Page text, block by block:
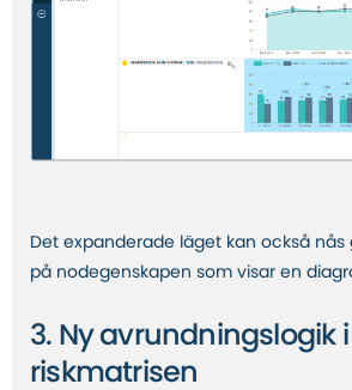
Det expanderade läget kan också
på nodegenskapen som visar en
3. Ny avrundningslogik i
riskmatrisen